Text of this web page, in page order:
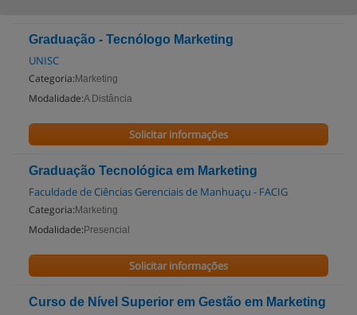
Graduação - Tecnólogo Marketing
UNISC
Categoria: Marketing
Modalidade:A Distância
Solicitar informações
Graduação Tecnológica em Marketing
Faculdade de Ciências Gerenciais de Manhuaçu - FACIG
Categoria: Marketing
Modalidade: Presencial
Solicitar informações
Curso de Nível Superior em Gestão em Marketing